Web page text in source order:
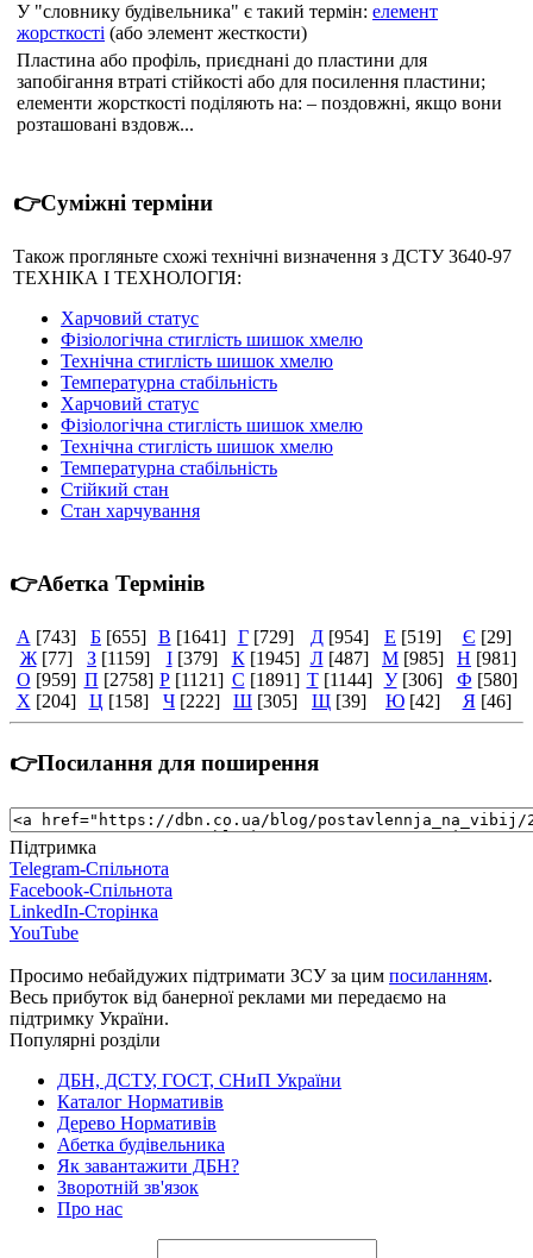
У "словнику будівельника" є такий термін: елемент
жорсткості (або элемент жесткости)
Пластина або профіль, приєднані до пластини для
запобігання втраті стійкості або для посилення пластини;
елементи жорсткості поділяють на: – поздовжні, якщо вони
розташовані вздовж...
👉Суміжні терміни
Також прогляньте схожі технічні визначення з ДСТУ 3640-97
ТЕХНІКА І ТЕХНОЛОГІЯ:
Харчовий статус
Фізіологічна стиглість шишок хмелю
Технічна стиглість шишок хмелю
Температурна стабільність
Харчовий статус
Фізіологічна стиглість шишок хмелю
Технічна стиглість шишок хмелю
Температурна стабільність
Стійкий стан
Стан харчування
👉Абетка Термінів
А [743] Б [655] В [1641] Г [729] Д [954] Е [519] Є [29]
Ж [77] З [1159] І [379] К [1945] Л [487] М [985] Н [981]
О [959] П [2758] Р [1121] С [1891] Т [1144] У [306] Ф [580]
Х [204] Ц [158] Ч [222] Ш [305] Щ [39] Ю [42] Я [46]
👉Посилання для поширення
Підтримка
Telegram-Спільнота
Facebook-Спільнота
LinkedIn-Сторінка
YouTube
Просимо небайдужих підтримати ЗСУ за цим посиланням.
Весь прибуток від банерної реклами ми передаємо на
підтримку України.
Популярні розділи
ДБН, ДСТУ, ГОСТ, СНиП України
Каталог Нормативів
Дерево Нормативів
Абетка будівельника
Як завантажити ДБН?
Зворотній зв'язок
Про нас